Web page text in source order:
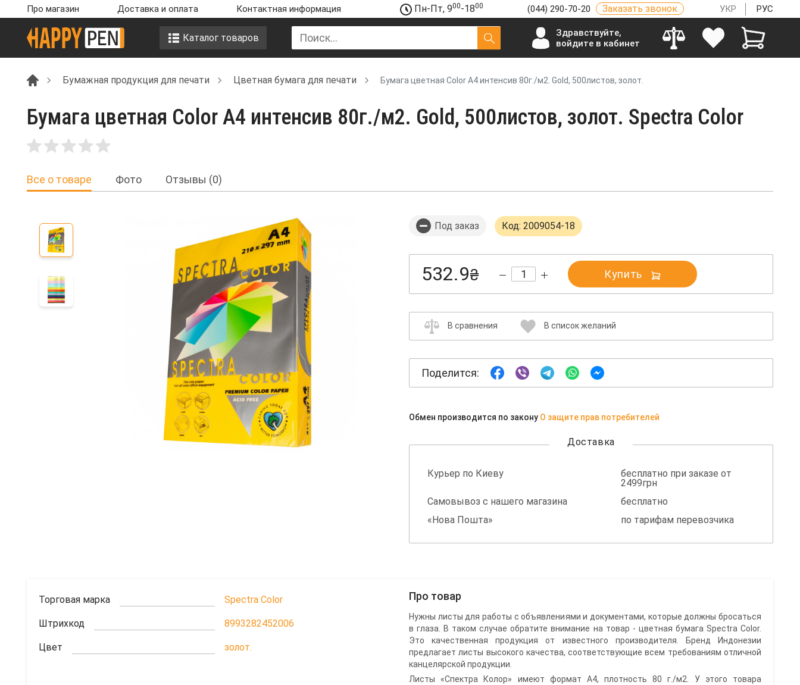
Про магазин Доставка и оплата Контактная информация Пн-Пт, 900-1800 (044) 290-70-20 Заказать звонок УКР РУС
Каталог товаров
Здравствуйте,
войдите в кабинет
Бумажная продукция для печати Цветная бумага для печати Бумага цветная Color A4 интенсив 80г./м2. Gold, 500листов, золот.
Бумага цветная Color A4 интенсив 80г./м2. Gold, 500листов, золот. Spectra Color
Все о товаре Фото Отзывы (0)
Под заказ Код: 2009054-18
532.9₴ Купить
В сравнения В список желаний
Поделится:
Обмен производится по закону О защите прав потребителей
Доставка
Курьер по Киеву
бесплатно при заказе от
2499грн
Самовывоз с нашего магазина
бесплатно
«Нова Пошта»
по тарифам перевозчика
Торговая марка Spectra Color
Штрихкод 8993282452006
Цвет золот.
Про товар
Нужны листы для работы с объявлениями и документами, которые должны бросаться
в глаза. В таком случае обратите внимание на товар - цветная бумага Spectra Color.
Это качественная продукция от известного производителя. Бренд Индонезии
предлагает листы высокого качества, соответствующие всем требованиям отличной
канцелярской продукции.
Листы «Спектра Колор» имеют формат А4, плотность 80 г./м2. У этого товара